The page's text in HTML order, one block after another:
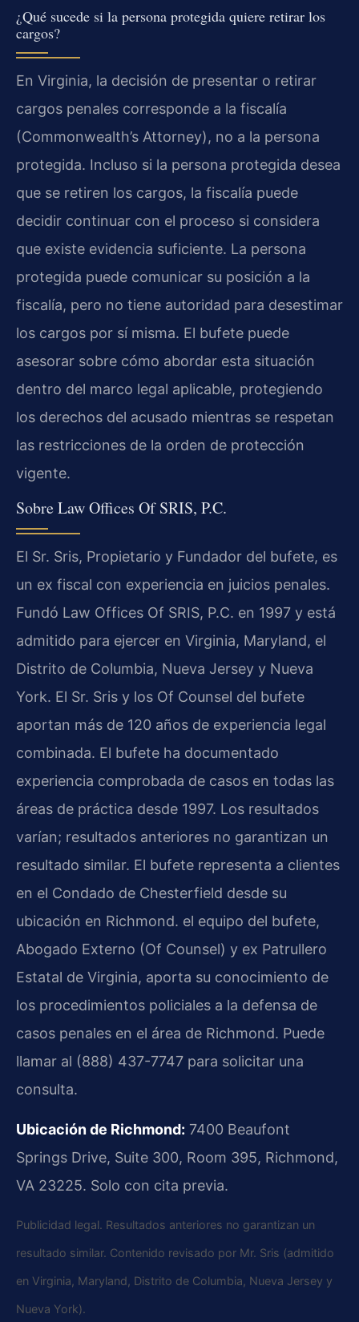
¿Qué sucede si la persona protegida quiere retirar los
cargos?
En Virginia, la decisión de presentar o retirar
cargos penales corresponde a la fiscalía
(Commonwealth’s Attorney), no a la persona
protegida. Incluso si la persona protegida desea
que se retiren los cargos, la fiscalía puede
decidir continuar con el proceso si considera
que existe evidencia suficiente. La persona
protegida puede comunicar su posición a la
fiscalía, pero no tiene autoridad para desestimar
los cargos por sí misma. El bufete puede
asesorar sobre cómo abordar esta situación
dentro del marco legal aplicable, protegiendo
los derechos del acusado mientras se respetan
las restricciones de la orden de protección
vigente.
Sobre Law Offices Of SRIS, P.C.
El Sr. Sris, Propietario y Fundador del bufete, es
un ex fiscal con experiencia en juicios penales.
Fundó Law Offices Of SRIS, P.C. en 1997 y está
admitido para ejercer en Virginia, Maryland, el
Distrito de Columbia, Nueva Jersey y Nueva
York. El Sr. Sris y los Of Counsel del bufete
aportan más de 120 años de experiencia legal
combinada. El bufete ha documentado
experiencia comprobada de casos en todas las
áreas de práctica desde 1997. Los resultados
varían; resultados anteriores no garantizan un
resultado similar. El bufete representa a clientes
en el Condado de Chesterfield desde su
ubicación en Richmond. el equipo del bufete,
Abogado Externo (Of Counsel) y ex Patrullero
Estatal de Virginia, aporta su conocimiento de
los procedimientos policiales a la defensa de
casos penales en el área de Richmond. Puede
llamar al (888) 437-7747 para solicitar una
consulta.
Ubicación de Richmond: 7400 Beaufont
Springs Drive, Suite 300, Room 395, Richmond,
VA 23225. Solo con cita previa.
Publicidad legal. Resultados anteriores no garantizan un
resultado similar. Contenido revisado por Mr. Sris (admitido
en Virginia, Maryland, Distrito de Columbia, Nueva Jersey y
Nueva York).